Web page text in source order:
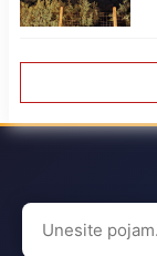
Search
for: